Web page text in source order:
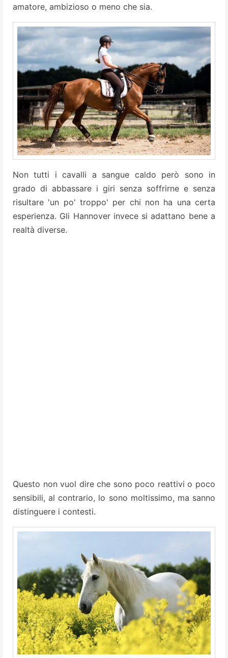
amatore, ambizioso o meno che sia.
Non tutti i cavalli a sangue caldo però sono in
grado di abbassare i giri senza soffrirne e senza
risultare 'un po' troppo' per chi non ha una certa
esperienza. Gli Hannover invece si adattano bene a
realtà diverse.
Questo non vuol dire che sono poco reattivi o poco
sensibili, al contrario, lo sono moltissimo, ma sanno
distinguere i contesti.